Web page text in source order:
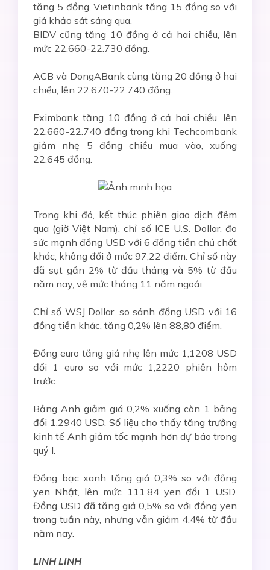
tăng 5 đồng, Vietinbank tăng 15 đồng so với
giá khảo sát sáng qua.
BIDV cũng tăng 10 đồng ở cả hai chiều, lên
mức 22.660-22.730 đồng.
ACB và DongABank cùng tăng 20 đồng ở hai
chiều, lên 22.670-22.740 đồng.
Eximbank tăng 10 đồng ở cả hai chiều, lên
22.660-22.740 đồng trong khi Techcombank
giảm nhẹ 5 đồng chiều mua vào, xuống
22.645 đồng.
Trong khi đó, kết thúc phiên giao dịch đêm
qua (giờ Việt Nam), chỉ số ICE U.S. Dollar, đo
sức mạnh đồng USD với 6 đồng tiền chủ chốt
khác, không đổi ở mức 97,22 điểm. Chỉ số này
đã sụt gần 2% từ đầu tháng và 5% từ đầu
năm nay, về mức tháng 11 năm ngoái.
Chỉ số WSJ Dollar, so sánh đồng USD với 16
đồng tiền khác, tăng 0,2% lên 88,80 điểm.
Đồng euro tăng giá nhẹ lên mức 1,1208 USD
đổi 1 euro so với mức 1,2220 phiên hôm
trước.
Bảng Anh giảm giá 0,2% xuống còn 1 bảng
đổi 1,2940 USD. Số liệu cho thấy tăng trưởng
kinh tế Anh giảm tốc mạnh hơn dự báo trong
quý I.
Đồng bạc xanh tăng giá 0,3% so với đồng
yen Nhật, lên mức 111,84 yen đổi 1 USD.
Đồng USD đã tăng giá 0,5% so với đồng yen
trong tuần này, nhưng vẫn giảm 4,4% từ đầu
năm nay.
LINH LINH